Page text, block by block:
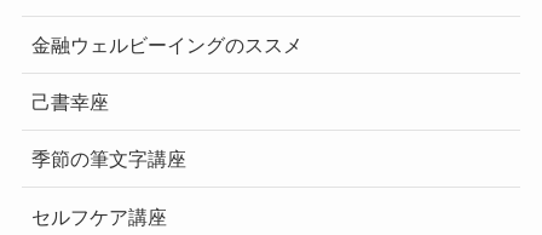
金融ウェルビーイングのススメ
己書幸座
季節の筆文字講座
セルフケア講座